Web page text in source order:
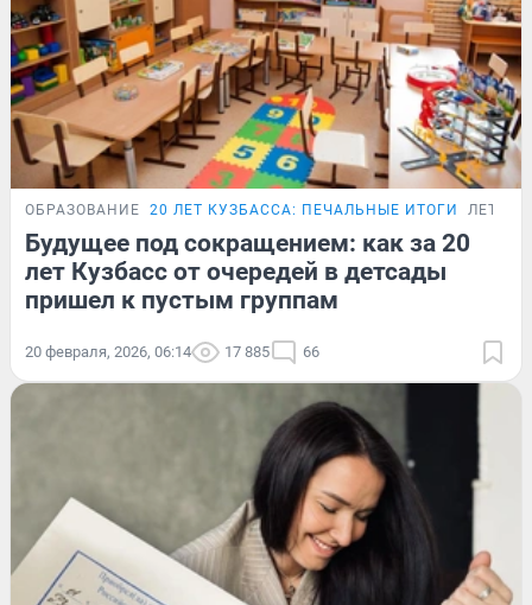
ОБРАЗОВАНИЕ 20 ЛЕТ КУЗБАССА: ПЕЧАЛЬНЫЕ ИТОГИ
Будущее под сокращением: как за 20
лет Кузбасс от очередей в детсады
пришел к пустым группам
20 февраля, 2026, 06:14 17 885 66